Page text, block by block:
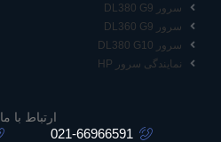
سرور DL380 G9
سرور DL360 G9
سرور DL380 G10
نمایندگی سرور HP
ارتباط با ما
021-66966591